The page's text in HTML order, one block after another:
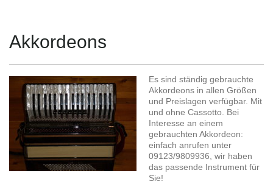
Akkordeons
Es sind ständig gebrauchte
Akkordeons in allen Größen
und Preislagen verfügbar. Mit
und ohne Cassotto. Bei
Interesse an einem
gebrauchten Akkordeon:
einfach anrufen unter
09123/9809936, wir haben
das passende Instrument für
Sie!